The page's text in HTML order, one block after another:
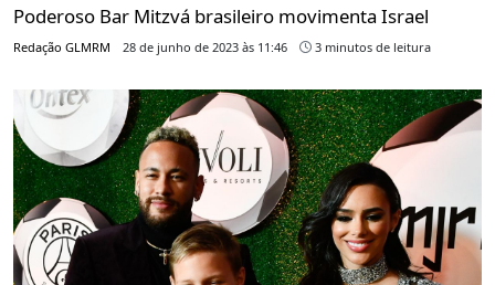
Poderoso Bar Mitzvá brasileiro movimenta Israel
Redação GLMRM 28 de junho de 2023 às 11:46 3 minutos de leitura